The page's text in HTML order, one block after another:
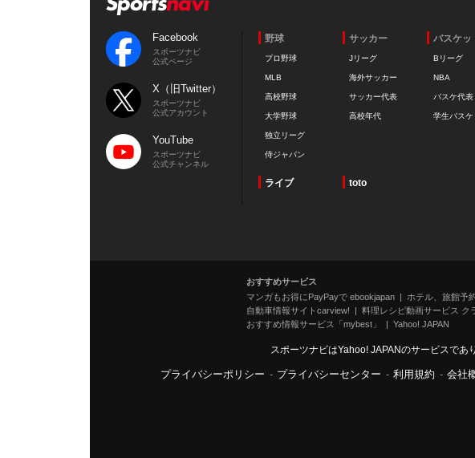
Facebook
スポーツナビ
公式ページ
X（旧Twitter）
スポーツナビ
公式アカウント
YouTube
スポーツナビ
公式チャンネル
野球
プロ野球
MLB
高校野球
大学野球
独立リーグ
侍ジャパン
サッカー
Jリーグ
海外サッカー
サッカー代表
高校年代
バスケッ
Bリーグ
NBA
バスケ代表
学生バスケ
ライブ toto
おすすめサービス
マンガもお得にPayPayで ebookjapan
ホテル、旅館予
自動車情報サイトcarview!
料理レシピ動画サービス ク
おすすめ情報サービス「mybest」
Yahoo! JAPAN
スポーツナビはYahoo! JAPANのサービスであ
プライバシーポリシー - プライバシーセンター - 利用規約 - 会社